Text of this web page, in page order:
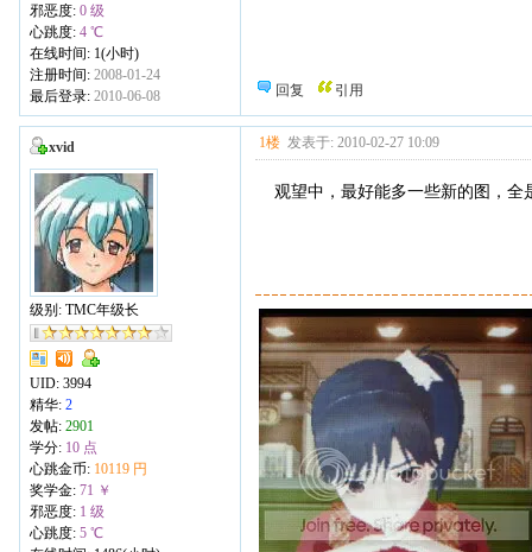
邪恶度: 0 级
心跳度: 4 ℃
在线时间: 1(小时)
注册时间: 2008-01-24
最后登录: 2010-06-08 回复 引用
xvid
级别: TMC年级长
UID: 3994
精华: 2
发帖: 2901
学分: 10 点
心跳金币: 10119 円
奖学金: 71 ￥
邪恶度: 1 级
心跳度: 5 ℃
1楼 发表于: 2010-02-27 10:09
观望中，最好能多一些新的图，